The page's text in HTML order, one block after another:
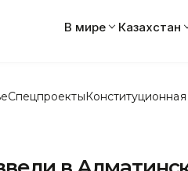
В мире Казахстан
Спецпроекты